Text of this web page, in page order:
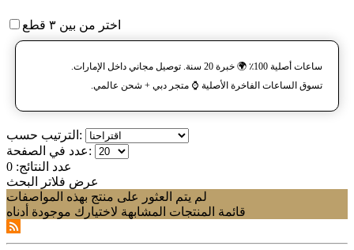
اختر من بين ٣ قطع
ساعات أصلية 100٪ 🌍 خبرة 20 سنة. توصيل مجاني داخل الإمارات.
تسوق الساعات الفاخرة الأصلية ⌚️ متجر دبي + شحن عالمي.
الترتيب حسب:
عدد في الصفحة:
عدد النتائج: 0
عرض فلاتر البحث
لم يتم العثور على منتج بهذه المواصفات
قائمة المنتجات المشابهة لاختيارك موجودة أدناه